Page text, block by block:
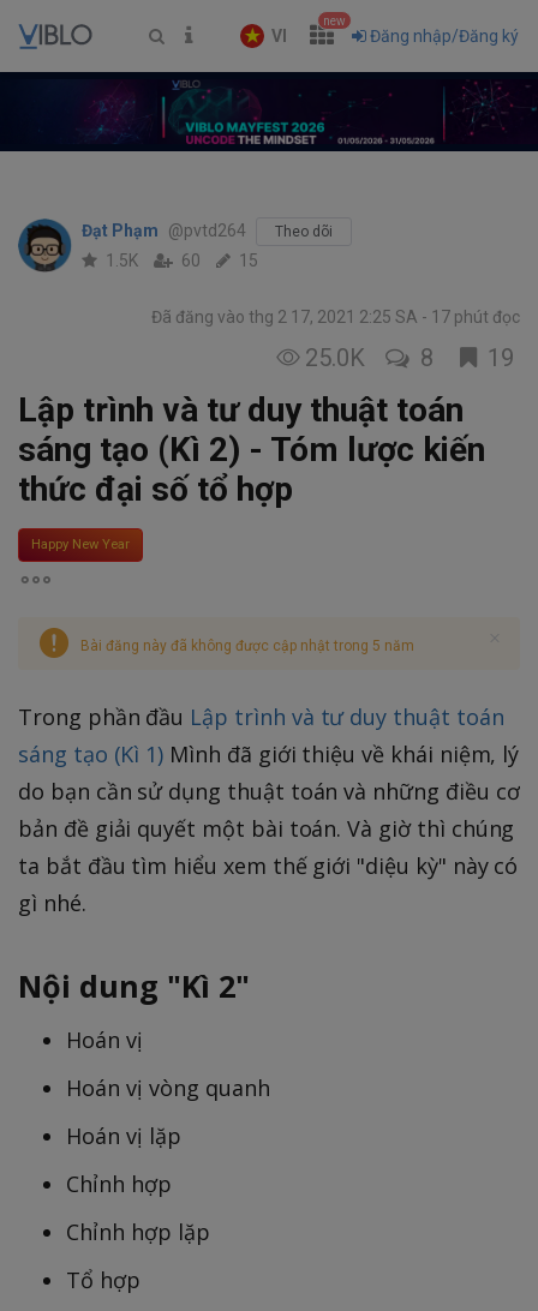
VI
new
Đăng nhập/Đăng ký
Đạt Phạm @pvtd264 Theo dõi
1.5K 60 15
Đã đăng vào thg 2 17, 2021 2:25 SA 17 phút đọc
25.0K 8 19
Lập trình và tư duy thuật toán
sáng tạo (Kì 2) - Tóm lược kiến
thức đại số tổ hợp
Happy New Year
Bài đăng này đã không được cập nhật trong 5 năm
Trong phần đầu Lập trình và tư duy thuật toán
sáng tạo (Kì 1) Mình đã giới thiệu về khái niệm, lý
do bạn cần sử dụng thuật toán và những điều cơ
bản đề giải quyết một bài toán. Và giờ thì chúng
ta bắt đầu tìm hiểu xem thế giới "diệu kỳ" này có
gì nhé.
Nội dung "Kì 2"
Hoán vị
Hoán vị vòng quanh
Hoán vị lặp
Chỉnh hợp
Chỉnh hợp lặp
Tổ hợp